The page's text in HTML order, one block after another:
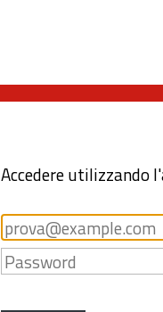
Accedere utilizzando